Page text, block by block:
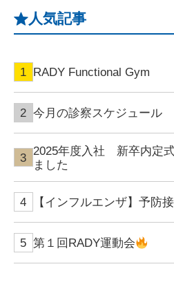
人気記事
RADY Functional Gym
今月の診察スケジュール
2025年度入社 新卒内定
ました
【インフルエンザ】予防
第１回RADY運動会